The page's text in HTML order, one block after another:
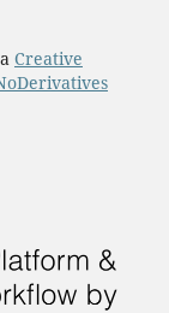
Creative